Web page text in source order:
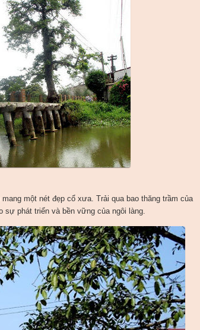
một nét đẹp cổ xưa. Trải qua bao thăng trầm của
phát triển và bền vững của ngôi làng.